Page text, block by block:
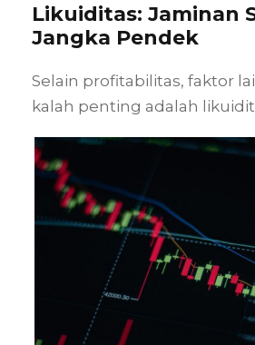
Likuiditas: Jaminan
Jangka Pendek
Selain profitabilitas, faktor
kalah penting adalah